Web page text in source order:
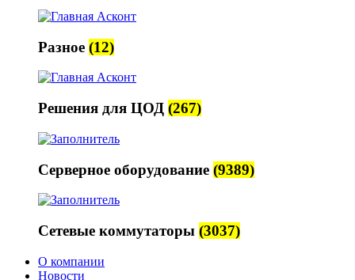
Разное (12)
Решения для ЦОД (267)
Серверное оборудование (9389)
Сетевые коммутаторы (3037)
О компании
Новости